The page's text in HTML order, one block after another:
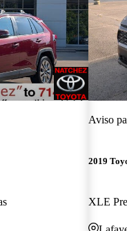
Aviso
2019
XLE